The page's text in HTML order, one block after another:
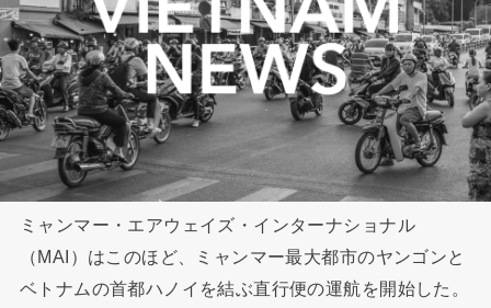
ミャンマー・エアウェイズ・インターナショナル
（MAI）はこのほど、ミャンマー最大都市のヤンゴンと
ベトナムの首都ハノイを結ぶ直行便の運航を開始した。